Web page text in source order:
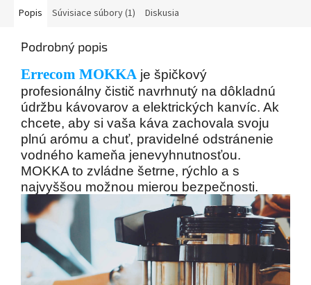
Popis Súvisiace súbory (1) Diskusia
Podrobný popis
Errecom MOKKA je špičkový
profesionálny čistič navrhnutý na dôkladnú
údržbu kávovarov a elektrických kanvíc. Ak
chcete, aby si vaša káva zachovala svoju
plnú arómu a chuť, pravidelné odstránenie
vodného kameňa jenevyhnutnosťou.
MOKKA to zvládne šetrne, rýchlo a s
najvyššou možnou mierou bezpečnosti.